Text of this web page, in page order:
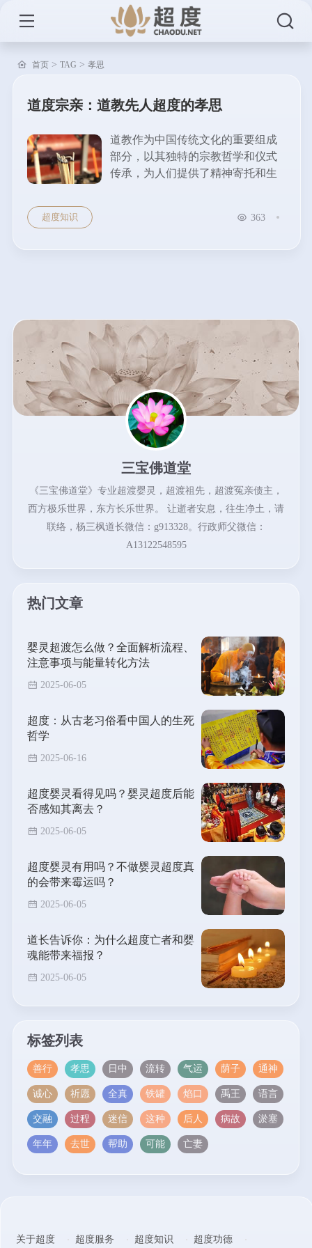
首页> TAG > 孝思
道度宗亲：道教先人超度的孝思
道教作为中国传统文化的重要组成
部分，以其独特的宗教哲学和仪式
传承，为人们提供了精神寄托和生
了对亡者的追思与对宗亲的孝念。
超度知识 363
三宝佛道堂
《三宝佛道堂》专业超渡婴灵，超渡祖先，超渡冤亲债主，
西方极乐世界，东方长乐世界。 让逝者安息，往生净土，请
联络，杨三枫道长微信：g913328。行政师父微信：
A13122548595
热门文章
婴灵超渡怎么做？全面解析流程、
注意事项与能量转化方法
2025-06-05
超度：从古老习俗看中国人的生死
哲学
2025-06-16
超度婴灵看得见吗？婴灵超度后能
否感知其离去？
2025-06-05
超度婴灵有用吗？不做婴灵超度真
的会带来霉运吗？
2025-06-05
道长告诉你：为什么超度亡者和婴
魂能带来福报？
2025-06-05
标签列表
善行 孝思 日中 流转 气运 荫子 通神
诚心 祈愿 全真 铁罐 焰口 禹王 语言
交融 过程 迷信 这种 后人 病故 淤塞
年年 去世 帮助 可能 亡妻
关于超度 超度服务 超度知识 超度功德